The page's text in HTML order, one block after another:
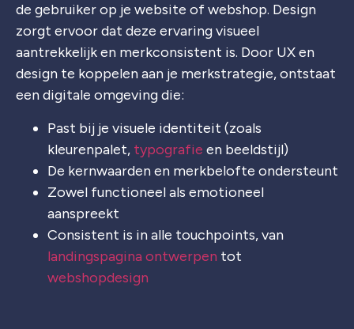
de gebruiker op je website of webshop. Design
zorgt ervoor dat deze ervaring visueel
aantrekkelijk en merkconsistent is. Door UX en
design te koppelen aan je merkstrategie, ontstaat
een digitale omgeving die:
Past bij je visuele identiteit (zoals
kleurenpalet, typografie en beeldstijl)
De kernwaarden en merkbelofte ondersteunt
Zowel functioneel als emotioneel
aanspreekt
Consistent is in alle touchpoints, van
landingspagina ontwerpen tot
webshopdesign